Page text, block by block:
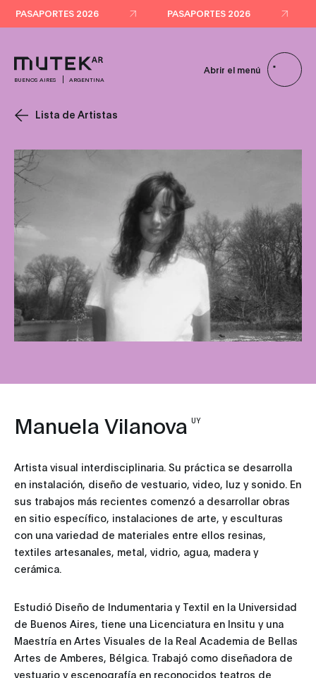
PASAPORTES 2026 PASAPORTES 2026
BUENOS AIRES ARGENTINA
Abrir el menú
Lista de Artistas
Manuela Vilanova UY
Artista visual interdisciplinaria. Su práctica se desarrolla
en instalación, diseño de vestuario, video, luz y sonido. En
sus trabajos más recientes comenzó a desarrollar obras
en sitio específico, instalaciones de arte, y esculturas
con una variedad de materiales entre ellos resinas,
textiles artesanales, metal, vidrio, agua, madera y
cerámica.
Estudió Diseño de Indumentaria y Textil en la Universidad
de Buenos Aires, tiene una Licenciatura en Insitu y una
Maestría en Artes Visuales de la Real Academia de Bellas
Artes de Amberes, Bélgica. Trabajó como diseñadora de
vestuario y escenografía en reconocidos teatros de